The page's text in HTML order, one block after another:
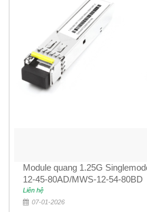
Module quang 1.25G
12-45-80AD/MWS-12-54-80BD
Liên hệ
07-01-2026